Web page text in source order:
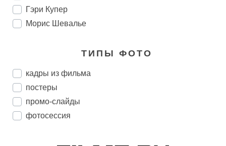
Гэри Купер
Морис Шевалье
ТИПЫ ФОТО
кадры из фильма
постеры
промо-слайды
фотосессия